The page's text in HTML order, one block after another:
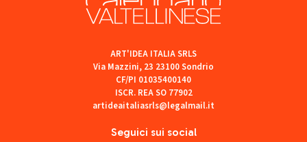
Seguici sui social
ART'IDEA ITALIA SRLS
Via Mazzini, 23 23100 Sondrio
CF/PI 01035400140
ISCR. REA SO 77902
artideaitaliasrls@legalmail.it